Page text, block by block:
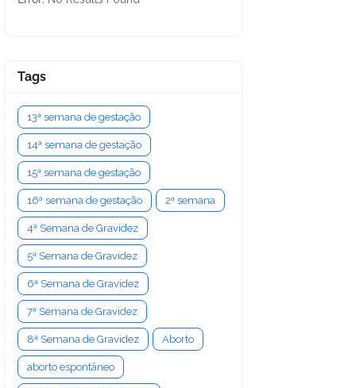
Tags
13ª semana de gestação
14ª semana de gestação
15ª semana de gestação
16ª semana de gestação 2ª semana
4ª Semana de Gravidez
5ª Semana de Gravidez
6ª Semana de Gravidez
7ª Semana de Gravidez
8ª Semana de Gravidez Aborto
aborto espontâneo